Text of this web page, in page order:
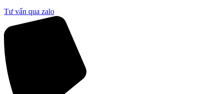
Tư vấn qua zalo